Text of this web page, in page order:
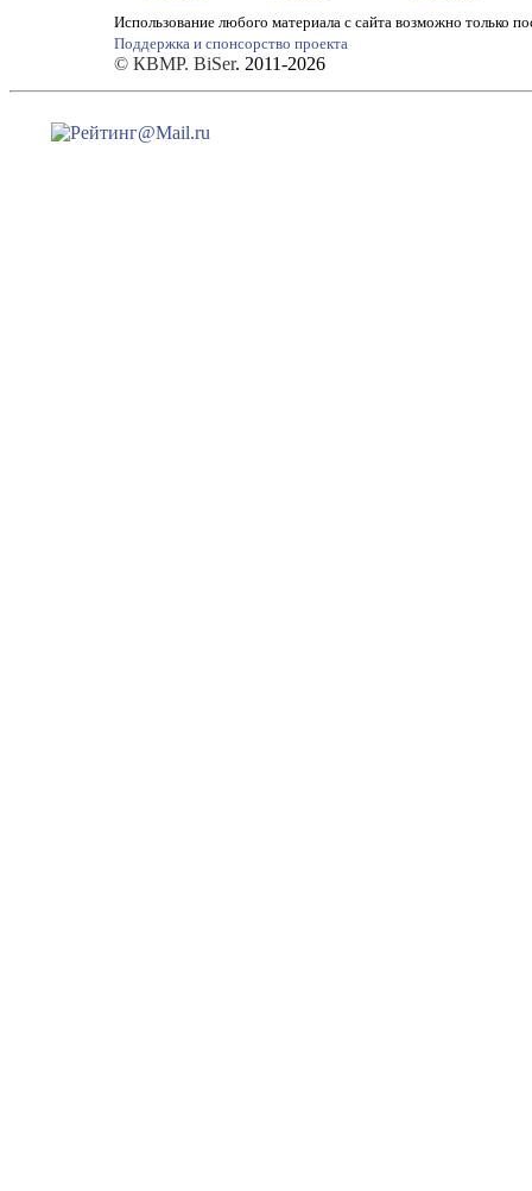
Использование любого материала с сайта возможно только
Поддержка и спонсорство проекта
© КВМР. BiSer. 2011-2026